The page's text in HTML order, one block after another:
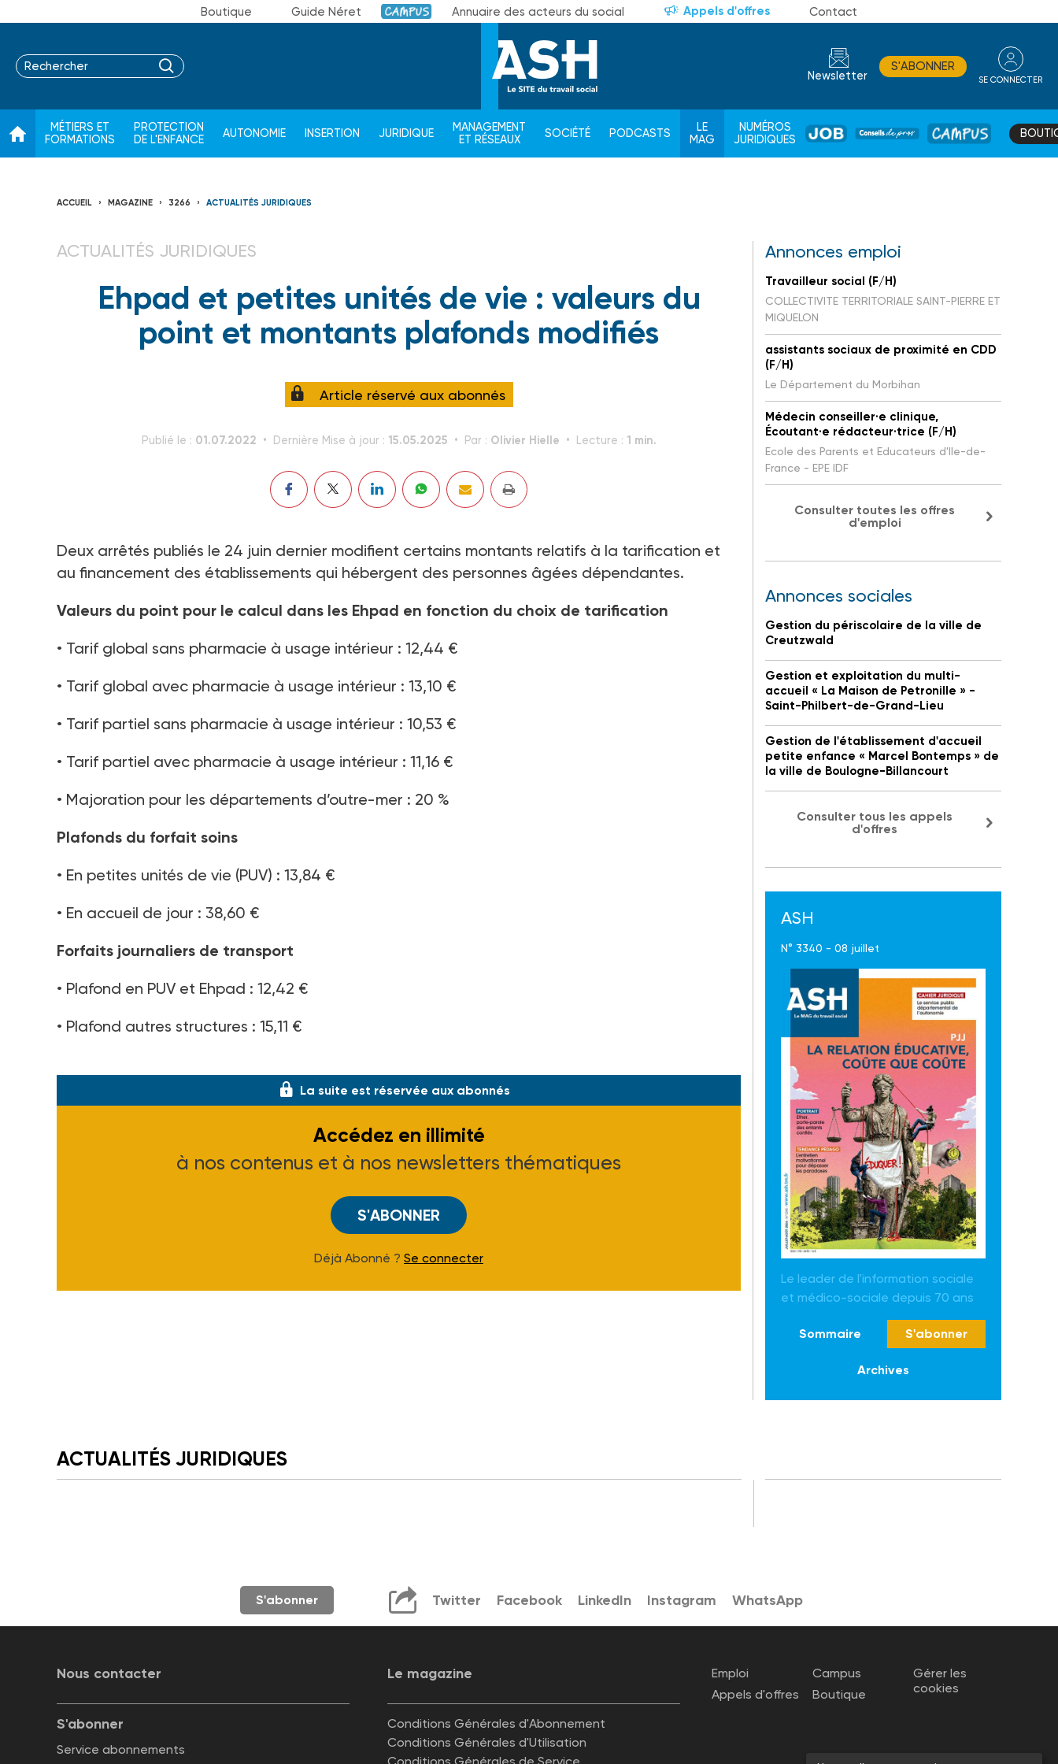
Boutique Guide Néret Campus Annuaire des acteurs du social Appels d'offres Contact
Newsletter
S'ABONNER
SE CONNECTER
MÉTIERS ET
FORMATIONS
PROTECTION
DE L'ENFANCE
AUTONOMIE INSERTION JURIDIQUE
MANAGEMENT
ET RÉSEAUX
SOCIÉTÉ PODCASTS
LE
MAG
NUMÉROS
JURIDIQUES
JOB
DE
CAMPUS
ACCUEIL MAGAZINE 3266 ACTUALITÉS JURIDIQUES
ACTUALITÉS JURIDIQUES
Ehpad et petites unités de vie : valeurs du
point et montants plafonds modifiés
Article réservé aux abonnés
Publié le : 01.07.2022 Dernière Mise à jour : 15.05.2025 Par : Olivier Hielle Lecture : 1 min.
Deux arrêtés publiés le 24 juin dernier modifient certains montants relatifs à la tarification et
au financement des établissements qui hébergent des personnes âgées dépendantes.
Valeurs du point pour le calcul dans les Ehpad en fonction du choix de tarification
• Tarif global sans pharmacie à usage intérieur : 12,44 €
• Tarif global avec pharmacie à usage intérieur : 13,10 €
• Tarif partiel sans pharmacie à usage intérieur : 10,53 €
• Tarif partiel avec pharmacie à usage intérieur : 11,16 €
• Majoration pour les départements d’outre-mer : 20 %
Plafonds du forfait soins
• En petites unités de vie (PUV) : 13,84 €
• En accueil de jour : 38,60 €
Forfaits journaliers de transport
• Plafond en PUV et Ehpad : 12,42 €
• Plafond autres structures : 15,11 €
La suite est réservée aux abonnés
Accédez en illimité
à nos contenus et à nos newsletters thématiques
S'ABONNER
Déjà Abonné ? Se connecter
Annonces emploi
Travailleur social (F/H)
COLLECTIVITE TERRITORIALE SAINT-PIERRE ET
MIQUELON
assistants sociaux de proximité en CDD
(F/H)
Le Département du Morbihan
Médecin conseiller·e clinique,
Écoutant·e rédacteur·trice (F/H)
Ecole des Parents et Educateurs d'Ile-de-
France - EPE IDF
Consulter toutes les offres
d'emploi
Annonces sociales
Gestion du périscolaire de la ville de
Creutzwald
Gestion et exploitation du multi-
accueil « La Maison de Petronille » -
Saint-Philbert-de-Grand-Lieu
Gestion de l'établissement d'accueil
petite enfance « Marcel Bontemps » de
la ville de Boulogne-Billancourt
Consulter tous les appels
d'offres
ASH
N° 3340 - 08 juillet
Le leader de l'information sociale
et médico-sociale depuis 70 ans
Sommaire S'abonner
Archives
ACTUALITÉS JURIDIQUES
S'abonner Twitter Facebook LinkedIn Instagram WhatsApp
Nous contacter Le magazine
S'abonner
Service abonnements
Conditions Générales d'Abonnement
Conditions Générales d'Utilisation
Emploi
Appels d'offres
Campus
Boutique
Gérer les
cookies